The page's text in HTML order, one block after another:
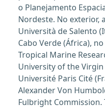
o Planejamento
Nordeste. No exterior,
Università de Salento
Cabo Verde (África),
Tropical Marine
University of the Virgin
Université Paris Cité
Alexander Von
Fulbright Commission.